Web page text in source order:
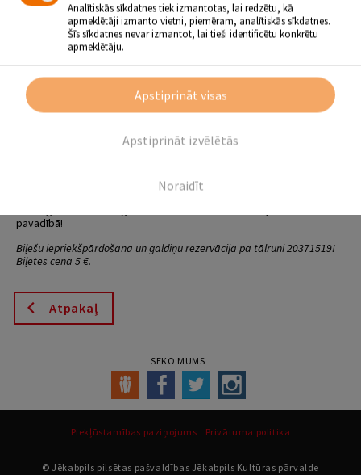
BALLE AR “VIESTURU UN
DRAUGIEM”
Mežrūpnieku iela 2
10. jūnijā plkst. 21.00 Jēkabpils Tautas nama pagaidu
pavadībā!
Biļešuiepriekšpārdošana ungaldiņurezervācija pa tālruni 20371519!
Biļetes cena 5 €.
Atpakaļ
SEKO MUMS
Piekļūstamības paziņojums Privātuma politika
© Jēkabpils pilsētas pašvaldības Jēkabpils Kultūras pārvalde
Analītiskās sīkdatnes tiek izmantotas, lai redzētu, kā
apmeklētāji izmanto vietni, piemēram, analītiskās sīkdatnes.
Šīs sīkdatnes nevar izmantot, lai tieši identificētu konkrētu
apmeklētāju.
Noraidīt
Apstiprināt izvēlētās
Apstiprināt visas